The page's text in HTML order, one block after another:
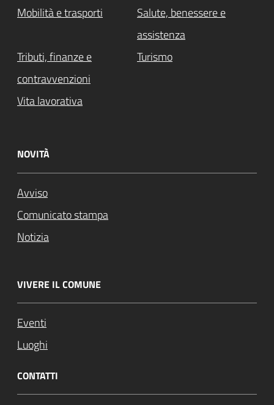
Mobilità e trasporti
Salute, benessere e
assistenza
Tributi, finanze e
contravvenzioni
Turismo
Vita lavorativa
NOVITÀ
Avviso
Comunicato stampa
Notizia
VIVERE IL COMUNE
Eventi
Luoghi
CONTATTI